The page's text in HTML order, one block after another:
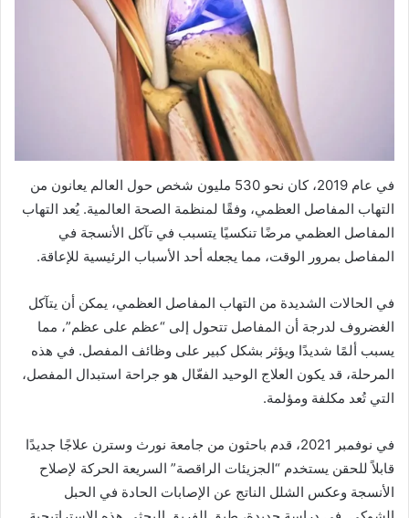
في عام 2019، كان نحو 530 مليون شخص حول العالم يعانون من
التهاب المفاصل العظمي، وفقًا لمنظمة الصحة العالمية. يُعد التهاب
المفاصل العظمي مرضًا تنكسيًا يتسبب في تآكل الأنسجة في
المفاصل بمرور الوقت، مما يجعله أحد الأسباب الرئيسية للإعاقة.
في الحالات الشديدة من التهاب المفاصل العظمي، يمكن أن يتآكل
الغضروف لدرجة أن المفاصل تتحول إلى “عظم على عظم”، مما
يسبب ألمًا شديدًا ويؤثر بشكل كبير على وظائف المفصل. في هذه
المرحلة، قد يكون العلاج الوحيد الفعّال هو جراحة استبدال المفصل،
التي تُعد مكلفة ومؤلمة.
في نوفمبر 2021، قدم باحثون من جامعة نورث وسترن علاجًا جديدًا
قابلاً للحقن يستخدم “الجزيئات الراقصة” السريعة الحركة لإصلاح
الأنسجة وعكس الشلل الناتج عن الإصابات الحادة في الحبل